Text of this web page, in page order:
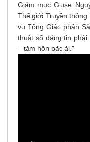
Giám mục Giuse
Thế giới Truyền
vụ Tổng Giáo phận
thuật số đáng tin
– tâm hồn bác ái.”